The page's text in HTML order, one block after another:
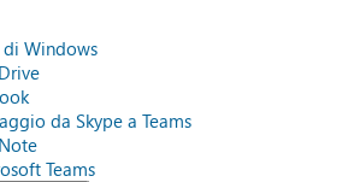
Windows
da Skype a Teams
Teams